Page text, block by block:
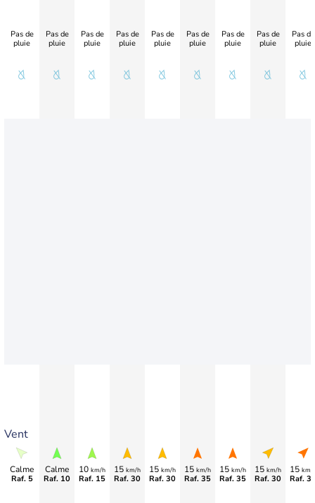
Vent
Pas de
pluie
Calme
Raf. 5
Pas de
pluie
Calme
Raf. 10
Pas de
pluie
10 km/h
Raf. 15
Pas de
pluie
15 km/h
Raf. 30
Pas de
pluie
15 km/h
Raf. 30
Pas de
pluie
15 km/h
Raf. 35
Pas de
pluie
15 km/h
Raf. 35
Pas de
pluie
15 km/h
Raf. 30
Pas de
pluie
15 km/
Raf.